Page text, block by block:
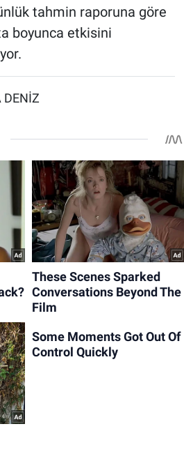
tahmin raporuna göre
boyunca etkisini
DENİZ